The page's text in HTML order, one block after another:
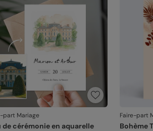
ne pourra pas être repris.
part Mariage
de cérémonie en aquarelle
Faire-part
Bohème